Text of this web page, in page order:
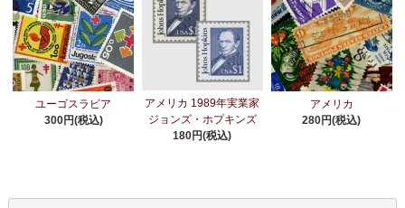
ユーゴスラビア
300円(税込)
アメリカ 1989年実業家
ジョンズ・ホプキンズ
180円(税込)
アメリカ
280円(税込)